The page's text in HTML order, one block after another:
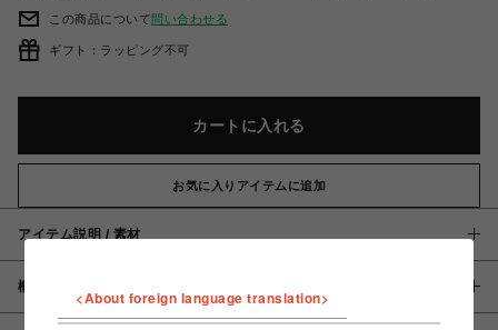
この商品について問い合わせる
ギフト：ラッピング不可
カートに入れる
お気に入りアイテムに追加
アイテム説明 / 素材
概要
<About foreign language translation>